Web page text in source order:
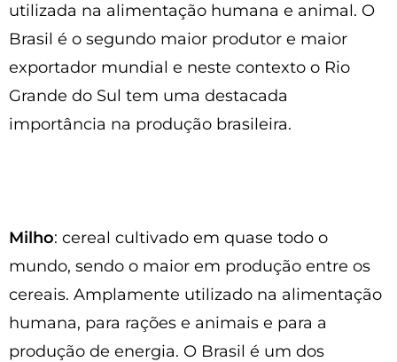
utilizada na alimentação humana e animal. O
Brasil é o segundo maior produtor e maior
exportador mundial e neste contexto o Rio
Grande do Sul tem uma destacada
importância na produção brasileira.
Milho: cereal cultivado em quase todo o
mundo, sendo o maior em produção entre os
cereais. Amplamente utilizado na alimentação
humana, para rações e animais e para a
produção de energia. O Brasil é um dos